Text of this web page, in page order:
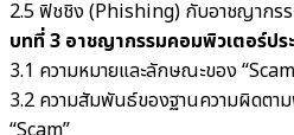
2.5 ฟิชชิง (Phishing) กับอาชญากร
บทที่ 3 อาชญากรรมคอมพิวเตอร์ปร
3.1 ความหมายและลักษณะของ
3.2 ความสัมพันธ์ของฐานความผิดตา